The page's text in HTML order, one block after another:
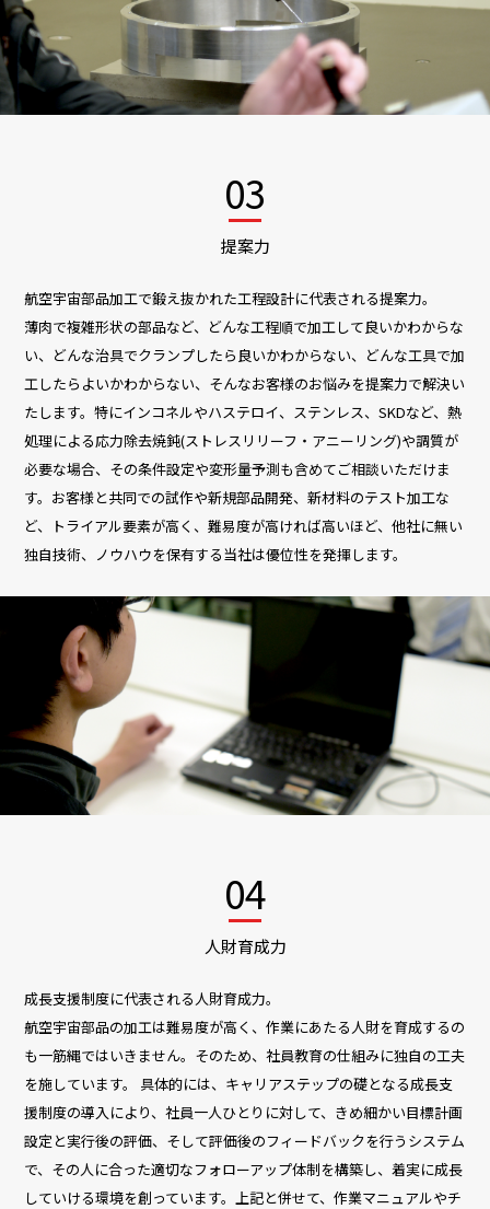
03
提案力
航空宇宙部品加工で鍛え抜かれた工程設計に代表される提案力。
薄肉で複雑形状の部品など、どんな工程順で加工して良いかわからな
い、どんな治具でクランプしたら良いかわからない、どんな工具で加
工したらよいかわからない、そんなお客様のお悩みを提案力で解決い
たします。特にインコネルやハステロイ、ステンレス、SKDなど、熱
処理による応力除去焼鈍(ストレスリリーフ・アニーリング)や調質が
必要な場合、その条件設定や変形量予測も含めてご相談いただけま
す。お客様と共同での試作や新規部品開発、新材料のテスト加工な
ど、トライアル要素が高く、難易度が高ければ高いほど、他社に無い
独自技術、ノウハウを保有する当社は優位性を発揮します。
04
人財育成力
成長支援制度に代表される人財育成力。
航空宇宙部品の加工は難易度が高く、作業にあたる人財を育成するの
も一筋縄ではいきません。そのため、社員教育の仕組みに独自の工夫
を施しています。 具体的には、キャリアステップの礎となる成長支
援制度の導入により、社員一人ひとりに対して、きめ細かい目標計画
設定と実行後の評価、そして評価後のフィードバックを行うシステム
で、その人に合った適切なフォローアップ体制を構築し、着実に成長
していける環境を創っています。上記と併せて、作業マニュアルやチ